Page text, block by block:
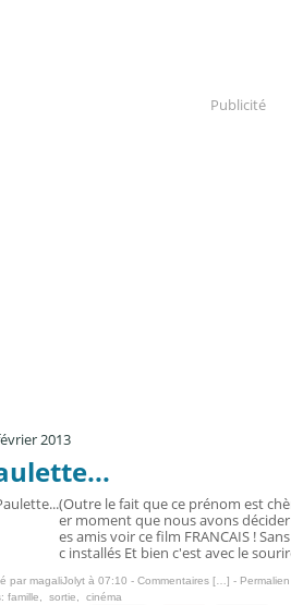
Publicité
2013
(Outre le fait que ce prénom est
er moment que nous avons
es amis voir ce film FRANCAIS !
c installés Et bien c'est avec le
par magaliJolyt à 07:10 - Commentaires [ ] -
famille sortie cinéma